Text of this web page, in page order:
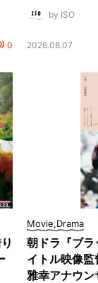
0
by ISO
2026.08.07
Movie,Drama
朝ドラ『ブラ
イトル映像
雅幸アナウン